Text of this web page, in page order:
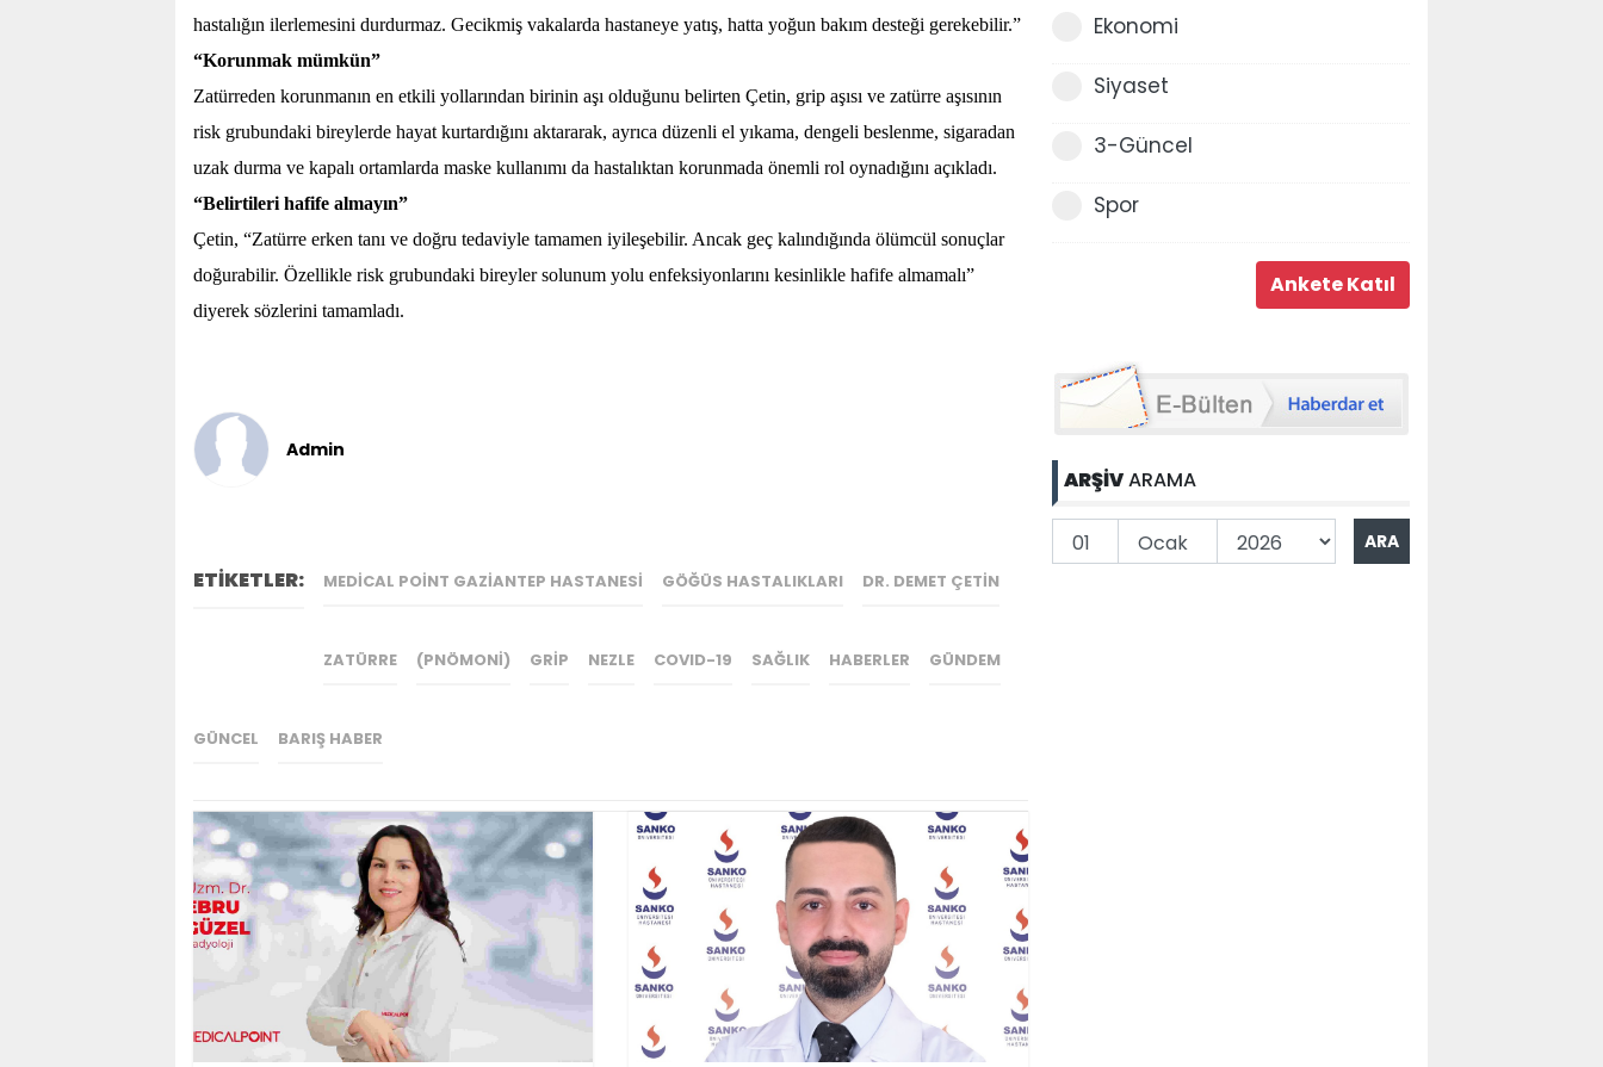
hastalığın ilerlemesini durdurmaz. Gecikmiş vakalarda hastaneye yatış, hatta yoğun bakım desteği gerekebilir.”
“Korunmak mümkün”
Zatürreden korunmanın en etkili yollarından birinin aşı olduğunu belirten Çetin, grip aşısı ve zatürre aşısının
risk grubundaki bireylerde hayat kurtardığını aktararak, ayrıca düzenli el yıkama, dengeli beslenme, sigaradan
uzak durma ve kapalı ortamlarda maske kullanımı da hastalıktan korunmada önemli rol oynadığını açıkladı.
“Belirtileri hafife almayın”
Çetin, “Zatürre erken tanı ve doğru tedaviyle tamamen iyileşebilir. Ancak geç kalındığında ölümcül sonuçlar
doğurabilir. Özellikle risk grubundaki bireyler solunum yolu enfeksiyonlarını kesinlikle hafife almamalı”
diyerek sözlerini tamamladı.
Admin
ETİKETLER: MEDICAL POINT GAZIANTEP HASTANESI GÖĞÜS HASTALIKLARI DR. DEMET ÇETIN
ZATÜRRE (PNÖMONI) GRIP NEZLE COVID-19 SAĞLIK HABERLER GÜNDEM
GÜNCEL BARIŞ HABER
Ekonomi
Siyaset
3-Güncel
Spor
ARŞİVARAMA